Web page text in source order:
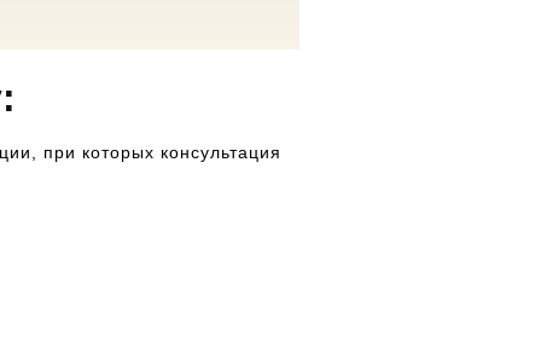
при которых консультация